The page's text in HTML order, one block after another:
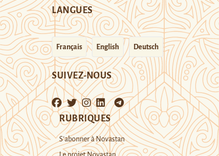
LANGUES
Français English Deutsch
SUIVEZ-NOUS
RUBRIQUES
S’abonner à Novastan